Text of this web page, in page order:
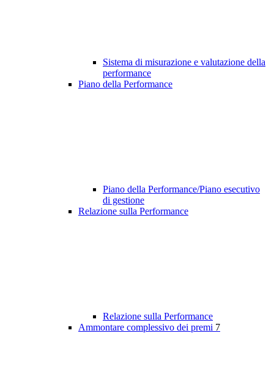
Sistema di misurazione e valutazione della
performance
Piano della Performance
Piano della Performance/Piano esecutivo
di gestione
Relazione sulla Performance
Relazione sulla Performance
Ammontare complessivo dei premi 7